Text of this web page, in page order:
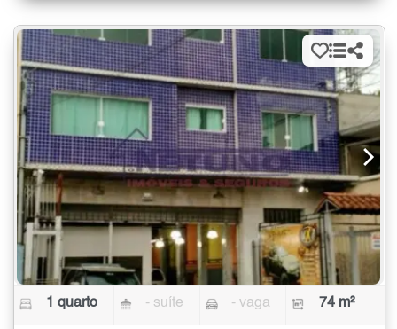
1 quarto - suíte - vaga 74 m²